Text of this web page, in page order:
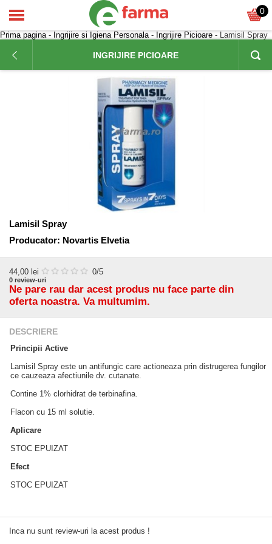
0
Prima pagina- Ingrijire si Igiena Personala- Ingrijire Picioare - Lamisil Spray
INGRIJIRE PICIOARE
Lamisil Spray
Producator: Novartis Elvetia
44,00 lei 0/5
0 review-uri
Ne pare rau dar acest produs nu face parte din
oferta noastra. Va multumim.
DESCRIERE
Principii Active
Lamisil Spray este un antifungic care actioneaza prin distrugerea fungilor
ce cauzeaza afectiunile dv. cutanate.
Contine 1% clorhidrat de terbinafina.
Flacon cu 15 ml solutie.
Aplicare
STOC EPUIZAT
Efect
STOC EPUIZAT
Inca nu sunt review-uri la acest produs !